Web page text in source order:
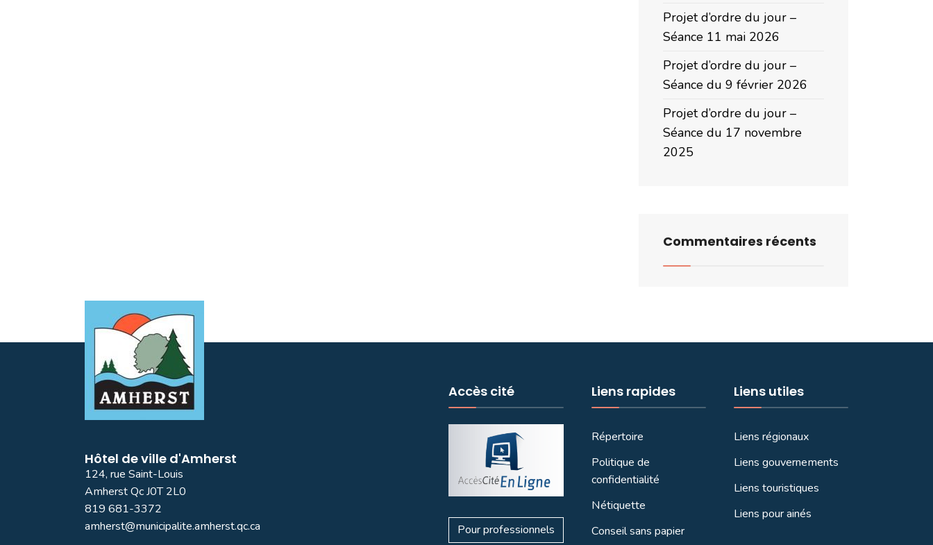
Projet d’ordre du jour –
Séance 11 mai 2026
Projet d’ordre du jour –
Séance du 9 février 2026
Projet d’ordre du jour –
Séance du 17 novembre
2025
Commentaires récents
Hôtel de ville d'Amherst
124, rue Saint-Louis
Amherst Qc J0T 2L0
819 681-3372
amherst@municipalite.amherst.qc.ca
Accès cité
Pour professionnels
Liens rapides
Répertoire
Politique de
confidentialité
Nétiquette
Conseil sans papier
Liens utiles
Liens régionaux
Liens gouvernements
Liens touristiques
Liens pour ainés